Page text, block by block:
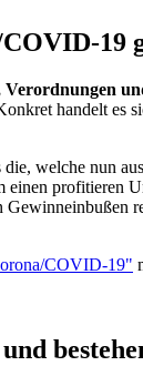
19
Verordnungen
handelt es
die, welche nun
profitieren
COVID-19"